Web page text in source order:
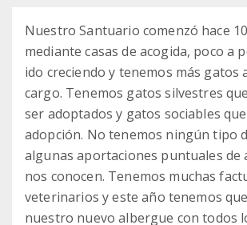
Nuestro Santuario comenzó hace
mediante casas de acogida, poco a
ido creciendo y tenemos más gatos
cargo. Tenemos gatos silvestres
ser adoptados y gatos sociables
adopción. No tenemos ningún tipo
algunas aportaciones puntuales de
nos conocen. Tenemos muchas
veterinarios y este año tenemos
nuestro nuevo albergue con todos